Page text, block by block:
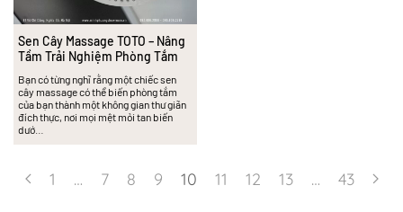
Sen Cây Massage TOTO – Nâng
Tầm Trải Nghiệm Phòng Tắm
Bạn có từng nghĩ rằng một chiếc sen
cây massage có thể biến phòng tắm
của bạn thành một không gian thư giãn
đích thực, nơi mọi mệt mỏi tan biến
dướ…
1 … 7 8 9 10 11 12 13 … 43